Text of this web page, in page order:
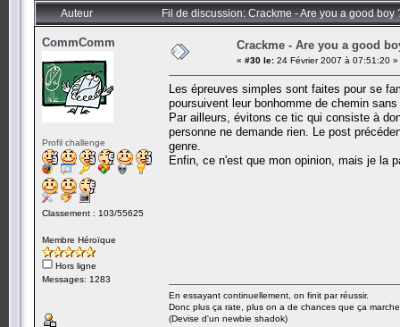
Auteur Fil de discussion: Crackme - Are you a good
CommComm
Profil challenge
Classement : 103/55625
Membre Héroïque
Hors ligne
Messages: 1283
Crackme - Are you a good
« #30 le: 24 Février 2007 à 07:51:20 »
Les épreuves simples sont faites pour se
poursuivent leur bonhomme de chemin
Par ailleurs, évitons ce tic qui consiste à
personne ne demande rien. Le post
genre.
Enfin, ce n'est que mon opinion, mais je la
En essayant continuellement, on finit par réussir.
Donc plus ça rate, plus on a de chances que ça
(Devise d'un newbie shadok)